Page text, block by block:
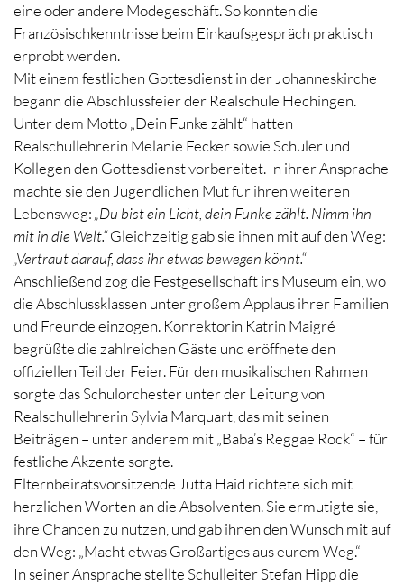
eine oder andere Modegeschäft. So konnten die
Französischkenntnisse beim Einkaufsgespräch praktisch
erprobt werden.
Mit einem festlichen Gottesdienst in der Johanneskirche
begann die Abschlussfeier der Realschule Hechingen.
Unter dem Motto „Dein Funke zählt“ hatten
Realschullehrerin Melanie Fecker sowie Schüler und
Kollegen den Gottesdienst vorbereitet. In ihrer Ansprache
machte sie den Jugendlichen Mut für ihren weiteren
Lebensweg:„Du bist ein Licht, dein Funke zählt. Nimm ihn
mit in die Welt.“Gleichzeitig gab sie ihnen mit auf den Weg:
„Vertraut darauf, dass ihr etwas bewegen könnt.“
Anschließend zog die Festgesellschaft ins Museum ein, wo
die Abschlussklassen unter großem Applaus ihrer Familien
und Freunde einzogen. Konrektorin Katrin Maigré
begrüßte die zahlreichen Gäste und eröffnete den
offiziellen Teil der Feier. Für den musikalischen Rahmen
sorgte das Schulorchester unter der Leitung von
Realschullehrerin Sylvia Marquart, das mit seinen
Beiträgen – unter anderem mit „Baba’s Reggae Rock“ – für
festliche Akzente sorgte.
Elternbeiratsvorsitzende Jutta Haid richtete sich mit
herzlichen Worten an die Absolventen. Sie ermutigte sie,
ihre Chancen zu nutzen, und gab ihnen den Wunsch mit auf
den Weg: „Macht etwas Großartiges aus eurem Weg.“
In seiner Ansprache stellte Schulleiter Stefan Hipp die